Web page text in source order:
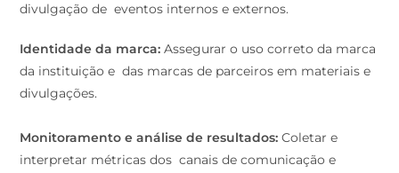
divulgação de eventos internos e externos.
Identidade da marca:Assegurar o uso correto da marca
da instituição e das marcas de parceiros em materiais e
divulgações.
Monitoramento e análise de resultados:Coletar e
interpretar métricas dos canais de comunicação e